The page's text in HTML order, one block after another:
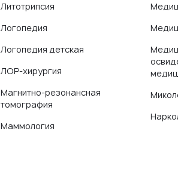
Литотрипсия
Логопедия
Логопедия детская
ЛОР-хирургия
Магнитно-резонансная
томография
Маммология